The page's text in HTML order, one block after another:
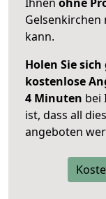
Gelsenkirchen
kann.
Holen Sie
kostenlose
4 Minuten bei
ist, dass all
angeboten